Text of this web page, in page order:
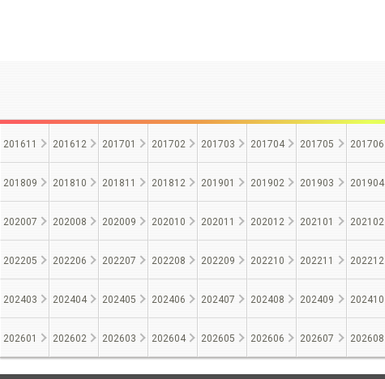
201611 201612 201701 201702 201703 201704 201705 201706
201809 201810 201811 201812 201901 201902 201903 201904
202007 202008 202009 202010 202011 202012 202101 202102
202205 202206 202207 202208 202209 202210 202211 202212
202403 202404 202405 202406 202407 202408 202409 202410
202601 202602 202603 202604 202605 202606 202607 202608